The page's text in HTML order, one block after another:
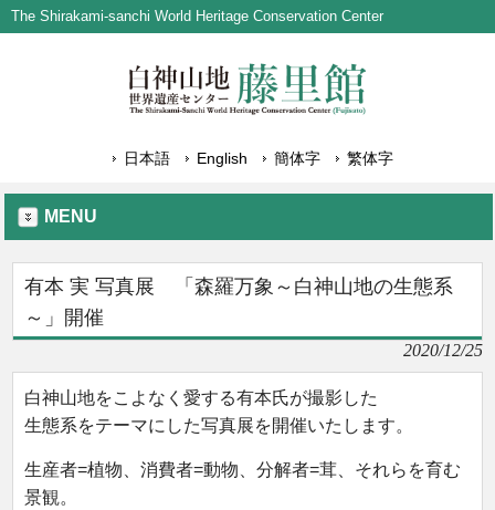
The Shirakami-sanchi World Heritage Conservation Center
日本語 English 簡体字 繁体字
MENU
有本 実 写真展 「森羅万象～白神山地の生態系
～」開催
2020/12/25
白神山地をこよなく愛する有本氏が撮影した
生態系をテーマにした写真展を開催いたします。
生産者=植物、消費者=動物、分解者=茸、それらを育む
景観。